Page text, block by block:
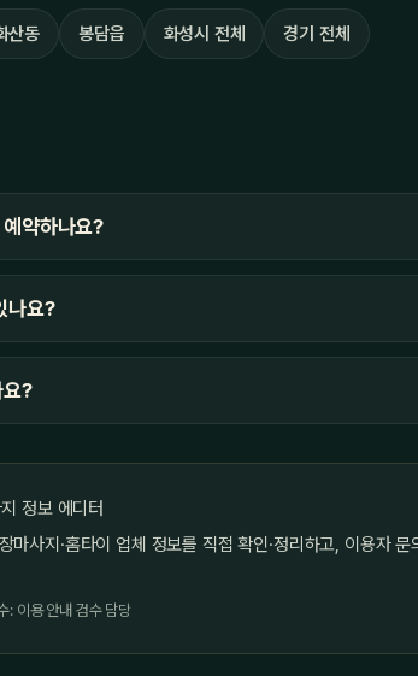
산동 봉담읍 화성시 전체 경기 전체
약하나요?
나요?
요?
정보 에디터
마사지·홈타이 업체 정보를 직접 확인·정리하고, 이용자 문
이용 안내 검수 담당